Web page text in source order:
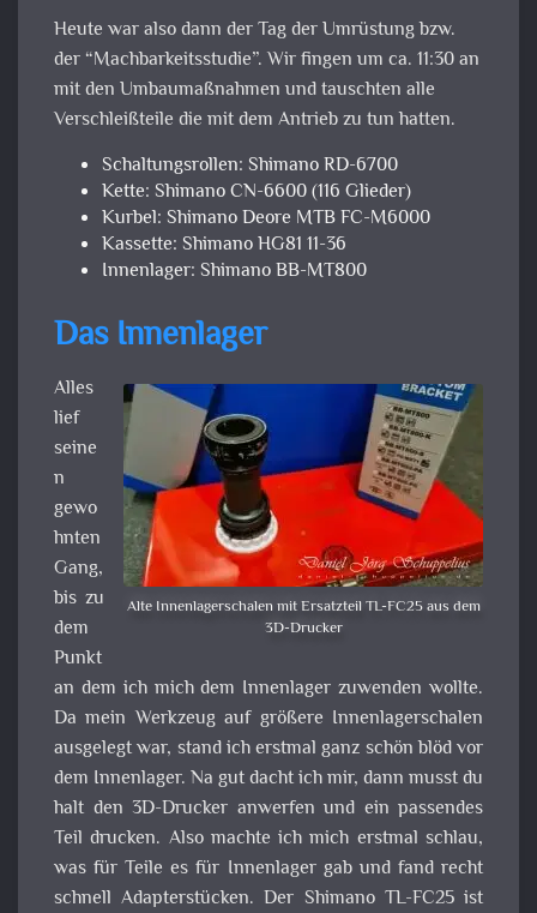
Heute war also dann der Tag der Umrüstung bzw.
der “Machbarkeitsstudie”. Wir fingen um ca. 11:30 an
mit den Umbaumaßnahmen und tauschten alle
Verschleißteile die mit dem Antrieb zu tun hatten.
Schaltungsrollen: Shimano RD-6700
Kette: Shimano CN-6600 (116 Glieder)
Kurbel: Shimano Deore MTB FC-M6000
Kassette: Shimano HG81 11-36
Innenlager: Shimano BB-MT800
Das Innenlager
Alte Innenlagerschalen mit Ersatzteil TL-FC25 aus dem
3D-Drucker
Alles
lief
seine
n
gewo
hnten
Gang,
bis zu
dem
Punkt
an dem ich mich dem Innenlager zuwenden wollte.
Da mein Werkzeug auf größere Innenlagerschalen
ausgelegt war, stand ich erstmal ganz schön blöd vor
dem Innenlager. Na gut dacht ich mir, dann musst du
halt den 3D-Drucker anwerfen und ein passendes
Teil drucken. Also machte ich mich erstmal schlau,
was für Teile es für Innenlager gab und fand recht
schnell Adapterstücken. Der Shimano TL-FC25 ist